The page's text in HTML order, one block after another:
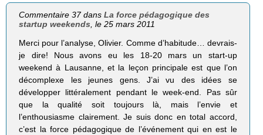
Commentaire 37 dansLa force pédagogique des
startup weekends , le 25 mars 2011
Merci pour l’analyse, Olivier. Comme d’habitude… devrais-
je dire! Nous avons eu les 18-20 mars un start-up
weekend à Lausanne, et la leçon principale est que l’on
décomplexe les jeunes gens. J’ai vu des idées se
développer littéralement pendant le week-end. Pas sûr
que la qualité soit toujours là, mais l’envie et
l’enthousiasme clairement. Je suis donc en total accord,
c’est la force pédagogique de l’événement qui en est le